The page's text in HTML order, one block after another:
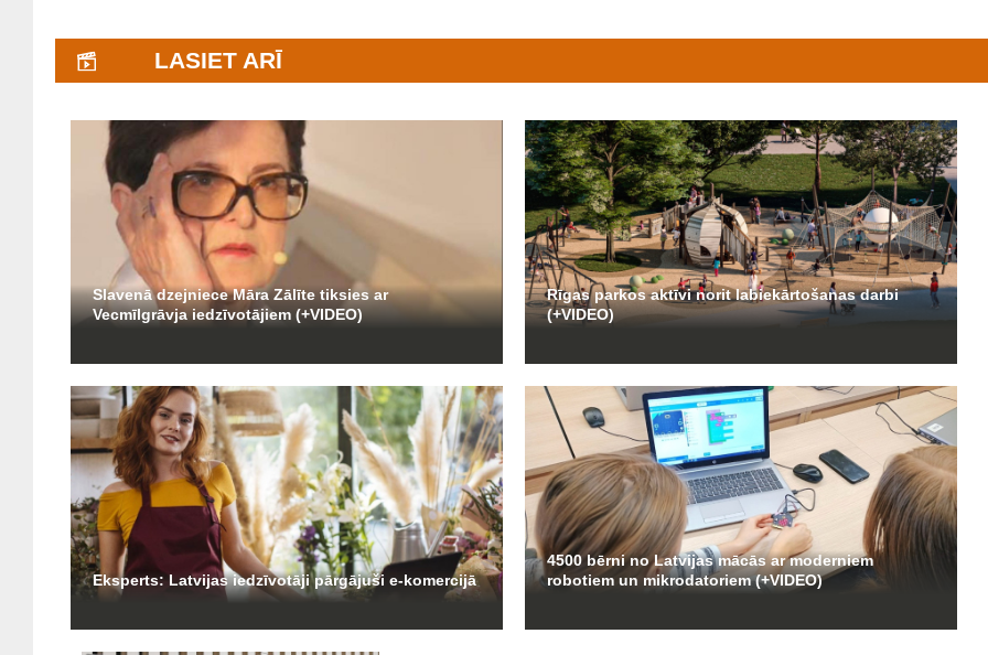
LASIET ARĪ
Slavenā dzejniece Māra Zālīte tiksies ar
Vecmīlgrāvja iedzīvotājiem (+VIDEO)
Rīgas parkos aktīvi norit labiekārtošanas darbi
(+VIDEO)
Eksperts: Latvijas iedzīvotāji pārgājuši e-komercijā
4500 bērni no Latvijas mācās ar moderniem
robotiem un mikrodatoriem (+VIDEO)